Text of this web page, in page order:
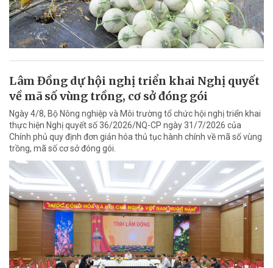
Lâm Đồng dự hội nghị triển khai Nghị quyết
về mã số vùng trồng, cơ sở đóng gói
Ngày 4/8, Bộ Nông nghiệp và Môi trường tổ chức hội nghị triển khai
thực hiện Nghị quyết số 36/2026/NQ-CP ngày 31/7/2026 của
Chính phủ quy định đơn giản hóa thủ tục hành chính về mã số vùng
trồng, mã số cơ sở đóng gói.